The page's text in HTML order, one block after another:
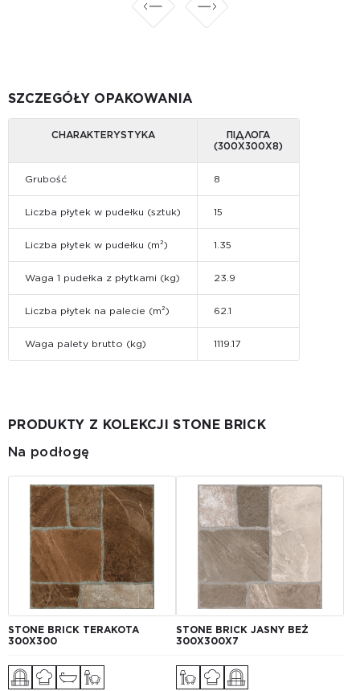
SZCZEGÓŁY OPAKOWANIA
CHARAKTERYSTYKA
ПІДЛОГА
(300Х300Х8)
Grubość 8
Liczba płytek w pudełku (sztuk) 15
Liczba płytek w pudełku (m²) 1.35
Waga 1 pudełka z płytkami (kg) 23.9
Liczba płytek na palecie (m²) 62.1
Waga palety brutto (kg) 1119.17
PRODUKTY Z KOLEKCJI STONE BRICK
Na podłogę
STONE BRICK TERAKOTA
300X300
STONE BRICK JASNY BEŻ
300Х300X7